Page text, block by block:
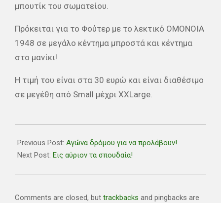
μπουτίκ του σωματείου.
Πρόκειται για το Φούτερ με το λεκτικό ΟΜΟΝΟΙΑ
1948 σε μεγάλο κέντημα μπροστά και κέντημα
στο μανίκι!
Η τιμή του είναι στα 30 ευρώ και είναι διαθέσιμο
σε μεγέθη από Small μέχρι XXLarge.
12-
06
Previous Post: Αγώνα δρόμου για να προλάβουν!
Next Post: Εις αύριον τα σπουδαία!
Comments are closed, but trackbacks and pingbacks are